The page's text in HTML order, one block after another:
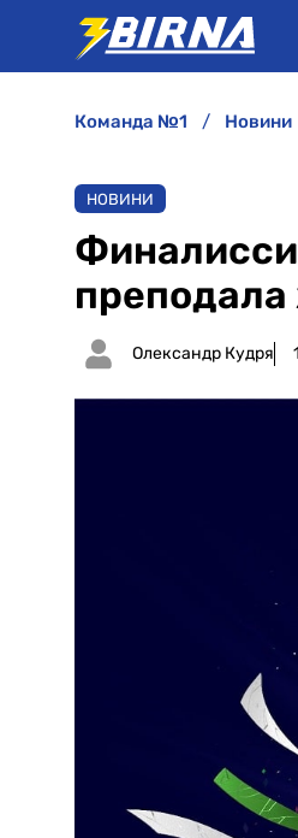
команда №1 новини
НОВИНИ
Олександр Кудря